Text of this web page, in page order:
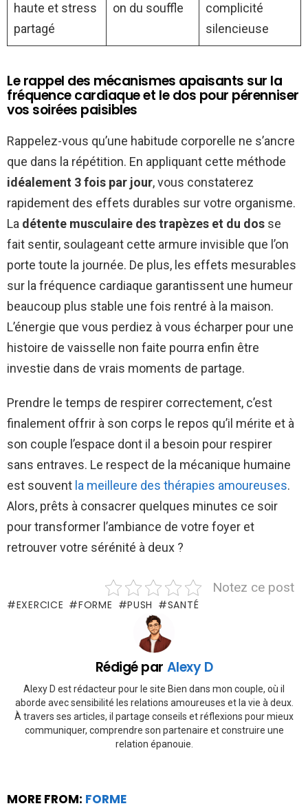
haute et stress
partagé
on du souffle
complicité
silencieuse
Le rappel des mécanismes apaisants sur la
fréquence cardiaque et le dos pour pérenniser
vos soirées paisibles
Rappelez-vous qu’une habitude corporelle ne s’ancre
que dans la répétition. En appliquant cette méthode
idéalement 3 fois par jour, vous constaterez
rapidement des effets durables sur votre organisme.
La détente musculaire des trapèzes et du dos se
fait sentir, soulageant cette armure invisible que l’on
porte toute la journée. De plus, les effets mesurables
sur la fréquence cardiaque garantissent une humeur
beaucoup plus stable une fois rentré à la maison.
L’énergie que vous perdiez à vous écharper pour une
histoire de vaisselle non faite pourra enfin être
investie dans de vrais moments de partage.
Prendre le temps de respirer correctement, c’est
finalement offrir à son corps le repos qu’il mérite et à
son couple l’espace dont il a besoin pour respirer
sans entraves. Le respect de la mécanique humaine
est souvent la meilleure des thérapies amoureuses.
Alors, prêts à consacrer quelques minutes ce soir
pour transformer l’ambiance de votre foyer et
retrouver votre sérénité à deux ?
Notez ce post
EXERCICE FORME PUSH SANTÉ
Rédigé par Alexy D
Alexy D est rédacteur pour le site Bien dans mon couple, où il
aborde avec sensibilité les relations amoureuses et la vie à deux.
À travers ses articles, il partage conseils et réflexions pour mieux
communiquer, comprendre son partenaire et construire une
relation épanouie.
MORE FROM: FORME